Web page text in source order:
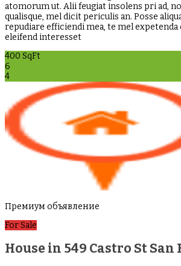
atomorum ut. Alii feugiat insolens pri ad,
qualisque, mel dicit periculis an. Posse
repudiare efficiendi mea, te mel expetenda
eleifend interesset
400 SqFt
6
4
Премиум объявление
For Sale
House in 549 Castro St San